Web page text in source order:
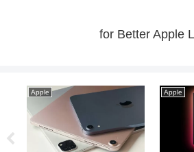
for Better Apple
Apple Apple